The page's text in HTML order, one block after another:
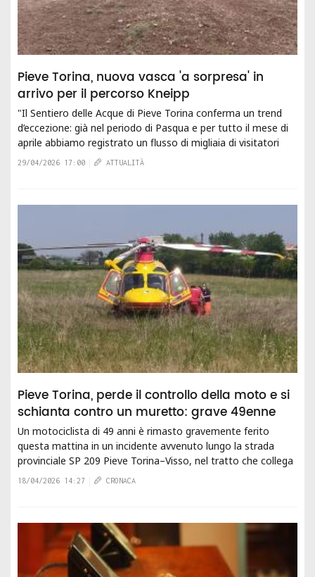
Pieve Torina, nuova vasca 'a sorpresa' in
arrivo per il percorso Kneipp
"Il Sentiero delle Acque di Pieve Torina conferma un trend
d’eccezione: già nel periodo di Pasqua e per tutto il mese di
aprile abbiamo registrato un flusso di migliaia di visitatori
che, nei...
29/04/2026 17:00 ATTUALITÀ
Pieve Torina, perde il controllo della moto e si
schianta contro un muretto: grave 49enne
Un motociclista di 49 anni è rimasto gravemente ferito
questa mattina in un incidente avvenuto lungo la strada
provinciale SP 209 Pieve Torina–Visso, nel tratto che collega
Pieve Torina a Visso, all'altezza...
18/04/2026 14:27 CRONACA